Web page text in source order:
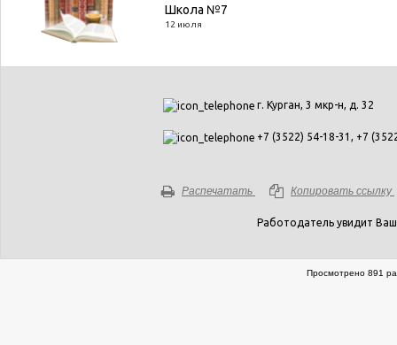
Школа №7
12 июля
г. Курган, 3 мкр-н, д. 32
+7 (3522) 54-18-31, +7
Распечатать Копировать ссылку
Работодатель увидит
Просмотрено 891